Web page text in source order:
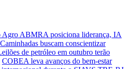
Agro ABMRA posiciona liderança, IA
Caminhadas buscam conscientizar
de petróleo em outubro terão
COBEA leva avanços do bem-estar